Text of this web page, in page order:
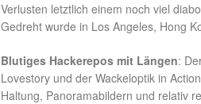
Verlusten letztlich einem noch viel
Gedreht wurde in Los Angeles, Hong
Blutiges Hackerepos mit Längen:
Lovestory und der Wackeloptik in
Haltung, Panoramabildern und relativ